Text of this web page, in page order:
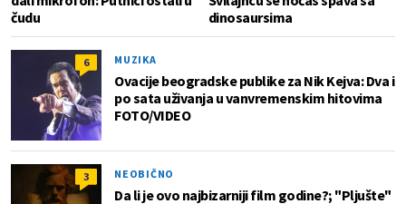
čudu
dinosaursima
6 MUZIKA
Ovacije beogradske publike za Nik Kejva: Dva i
po sata uživanja u vanvremenskim hitovima
FOTO/VIDEO
3 NEOBIČNO
Da li je ovo najbizarniji film godine?; "Pljušte"